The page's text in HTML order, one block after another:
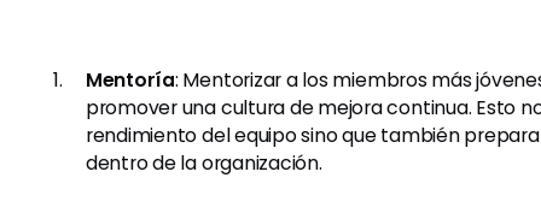
Mentoría: Mentorizar a los miembros más
promover una cultura de mejora continua. Esto
rendimiento del equipo sino que también
dentro de la organización.